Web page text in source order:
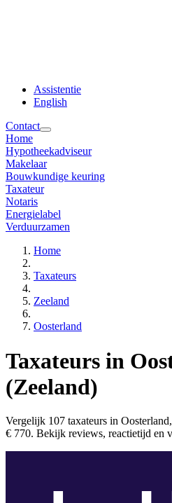
Assistentie
English
Contact
Home
Hypotheekadviseur
Makelaar
Bouwkundige keuring
Taxateur
Notaris
Energielabel
Verduurzamen
Home
Taxateurs
Zeeland
Oosterland
Taxateurs in
(Zeeland)
Vergelijk 107 taxateurs in
€ 770. Bekijk reviews, reactietijd en